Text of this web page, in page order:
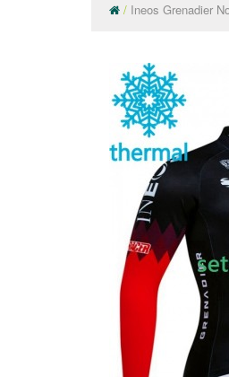
Ineos Grenadier